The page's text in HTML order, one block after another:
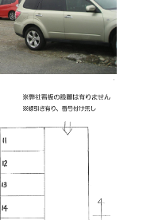
ジのボタン